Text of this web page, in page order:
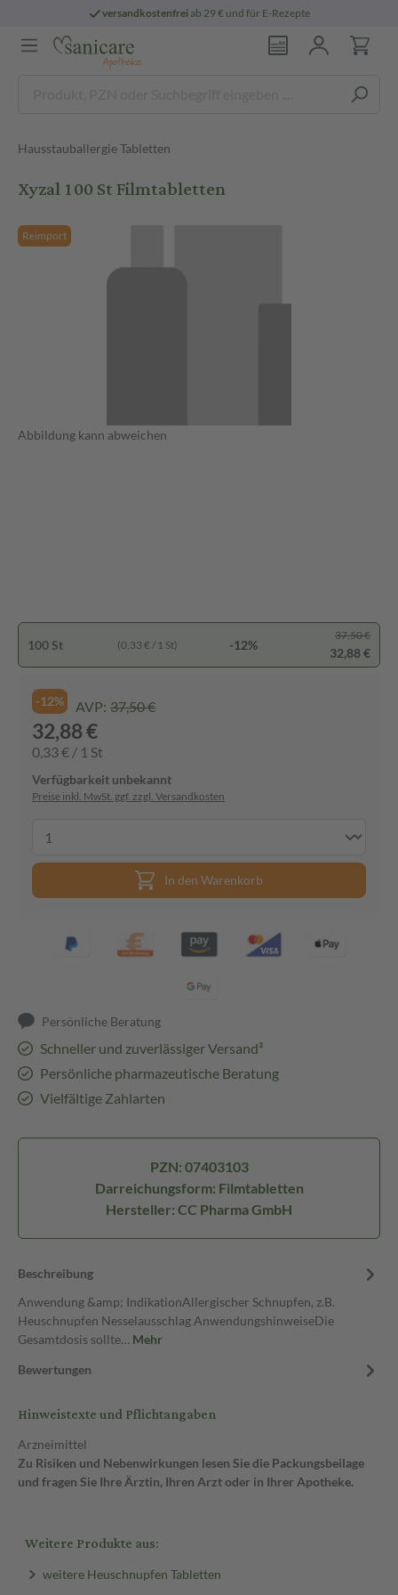
versandkostenfreiab 29 € und für E-Rezepte
Hausstauballergie Tabletten
Xyzal 100 St Filmtabletten
Reimport
Abbildung kann abweichen
100 St (0,33 € / 1 St) -12%
37,50 €
32,88 €
-12% AVP: 37,50 €
32,88 €
0,33 € / 1 St
Verfügbarkeit unbekannt
Preise inkl. MwSt. ggf. zzgl. Versandkosten
In den Warenkorb
Persönliche Beratung
Schneller und zuverlässiger Versand³
Persönliche pharmazeutische Beratung
Vielfältige Zahlarten
PZN: 07403103
Darreichungsform: Filmtabletten
Hersteller: CC Pharma GmbH
Beschreibung
Anwendung &amp; IndikationAllergischer Schnupfen, z.B.
Heuschnupfen Nesselausschlag AnwendungshinweiseDie
Gesamtdosis sollte… Mehr
Bewertungen
Hinweistexte und Pflichtangaben
Arzneimittel
Zu Risiken und Nebenwirkungen lesen Sie die Packungsbeilage
und fragen Sie Ihre Ärztin, Ihren Arzt oder in Ihrer Apotheke.
Weitere Produkte aus:
weitere Heuschnupfen Tabletten